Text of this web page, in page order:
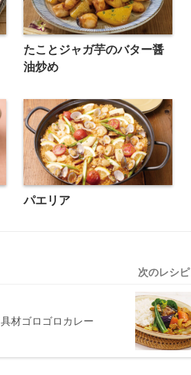
たことジャガ芋のバター醤
油炒め
パエリア
次のレシピ
具材ゴロゴロカレー